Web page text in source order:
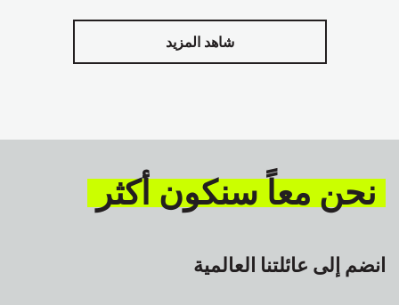
شاهد المزيد
نحن معاً سنكون أكثر
انضم إلى عائلتنا العالمية